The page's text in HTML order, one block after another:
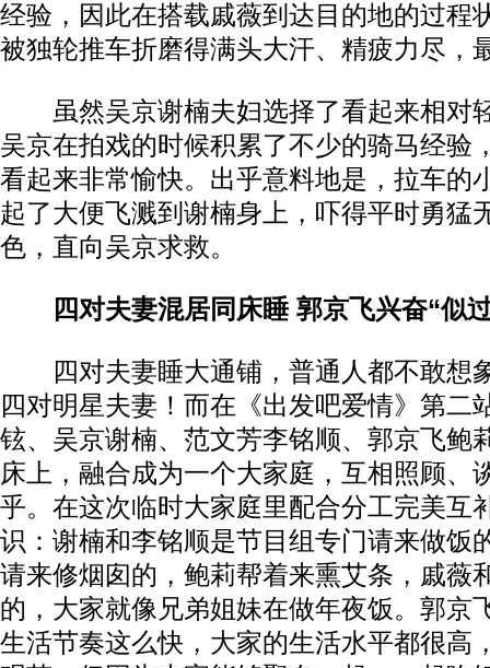
经验，因此在搭载戚薇到达目的地的过程
被独轮推车折磨得满头大汗、精疲力尽，
虽然吴京谢楠夫妇选择了看起来相对
吴京在拍戏的时候积累了不少的骑马经验
看起来非常愉快。出乎意料地是，拉车的
起了大便飞溅到谢楠身上，吓得平时勇猛
色，直向吴京求救。
四对夫妻混居同床睡 郭京飞兴奋“似
四对夫妻睡大通铺，普通人都不敢想
四对明星夫妻！而在《出发吧爱情》第二
铉、吴京谢楠、范文芳李铭顺、郭京飞鲍
床上，融合成为一个大家庭，互相照顾、
乎。在这次临时大家庭里配合分工完美互
识：谢楠和李铭顺是节目组专门请来做饭
请来修烟囱的，鲍莉帮着来熏艾条，戚薇
的，大家就像兄弟姐妹在做年夜饭。郭京
生活节奏这么快，大家的生活水平都很高